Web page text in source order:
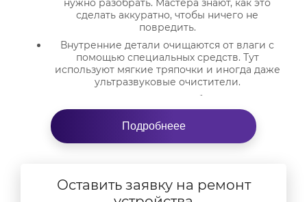
нужно разобрать. Мастера знают, как это
сделать аккуратно, чтобы ничего не
повредить.
Внутренние детали очищаются от влаги с
помощью специальных средств. Тут
используют мягкие тряпочки и иногда даже
ультразвуковые очистители.
После того как всю влагу убрали, телефон
ставят в сушилку или используют
специальные техники, чтобы избавиться от
остатков воды. Это очень важно, чтобы в
обратно и проверяют, как оно работает.
Специалист тестирует все функции: экран,
Подробнеее
Оставить заявку на ремонт